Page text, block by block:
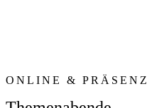
ONLINE & PRÄSENZ